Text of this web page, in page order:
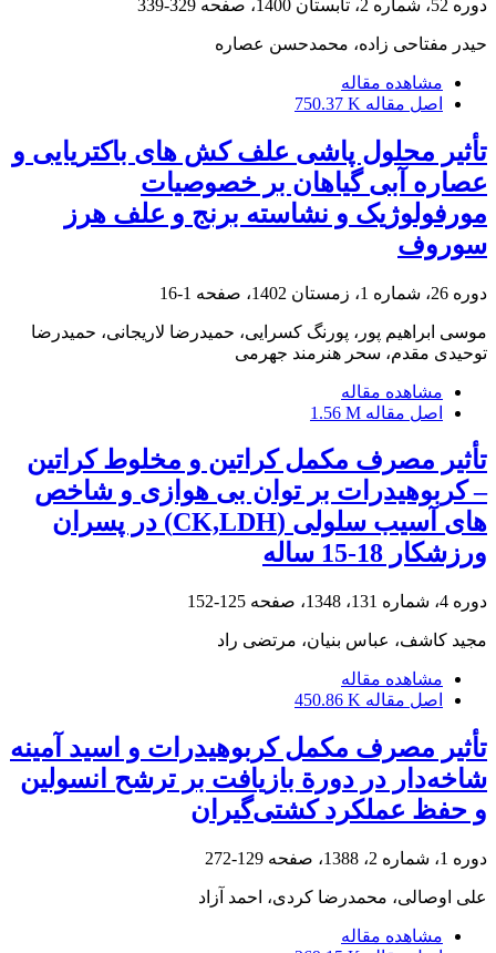
دوره 52، شماره 2، تابستان 1400، صفحه 329-339
حیدر مفتاحی زاده، محمدحسن عصاره
مشاهده مقاله
اصل مقاله 750.37 K
تأثیر محلول پاشی علف کش های باکتریایی و
عصاره آبی گیاهان بر خصوصیات
مورفولوژیک و نشاسته برنج و علف هرز
سوروف
دوره 26، شماره 1، زمستان 1402، صفحه 1-16
موسی ابراهیم پور، پورنگ کسرایی، حمیدرضا لاریجانی، حمیدرضا
توحیدی مقدم، سحر هنرمند جهرمی
مشاهده مقاله
اصل مقاله 1.56 M
تأثیر مصرف مکمل کراتین و مخلوط کراتین
– کربوهیدرات بر توان بی هوازی و شاخص
های آسیب سلولی (CK,LDH) در پسران
ورزشکار 18-15 ساله
دوره 4، شماره 131، 1348، صفحه 125-152
مجید کاشف، عباس بنیان، مرتضی راد
مشاهده مقاله
اصل مقاله 450.86 K
تأثیر مصرف مکمل کربوهیدرات و اسید آمینه
شاخه‌دار در دورة بازیافت بر ترشح انسولین
و حفظ عملکرد کشتی‌گیران
دوره 1، شماره 2، 1388، صفحه 129-272
علی اوصالی، محمدرضا کردی، احمد آزاد
مشاهده مقاله